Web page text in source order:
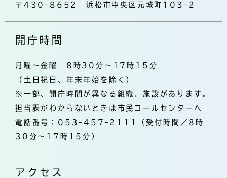
〒430-8652 浜松市中央区元城町103-2
開庁時間
月曜～金曜 8時30分～17時15分
（土日祝日、年末年始を除く）
※一部、開庁時間が異なる組織、施設があります。
担当課がわからないときは市民コールセンターへ
電話番号：053-457-2111（受付時間／8時
30分～17時15分）
アクセス